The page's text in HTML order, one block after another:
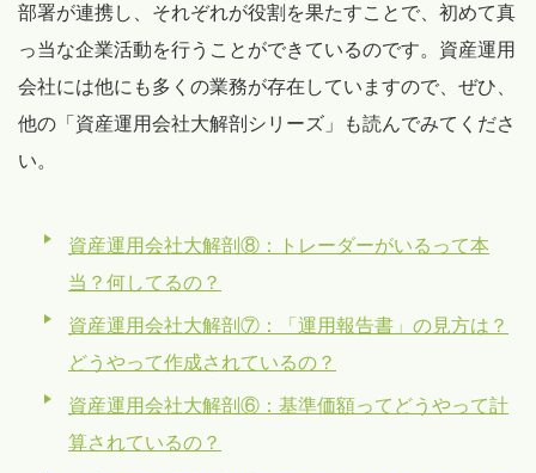
部署が連携し、それぞれが役割を果たすことで、初めて真
っ当な企業活動を行うことができているのです。資産運用
会社には他にも多くの業務が存在していますので、ぜひ、
他の「資産運用会社大解剖シリーズ」も読んでみてくださ
い。
資産運用会社大解剖⑧：トレーダーがいるって本
当？何してるの？
資産運用会社大解剖⑦：「運用報告書」の見方は？
どうやって作成されているの？
資産運用会社大解剖⑥：基準価額ってどうやって計
算されているの？